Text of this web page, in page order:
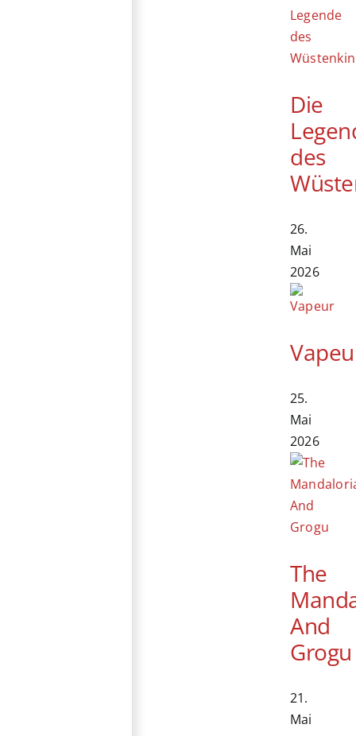
Die
des
26.
Mai
2026
25.
Mai
2026
The
And
Grogu
21.
Mai